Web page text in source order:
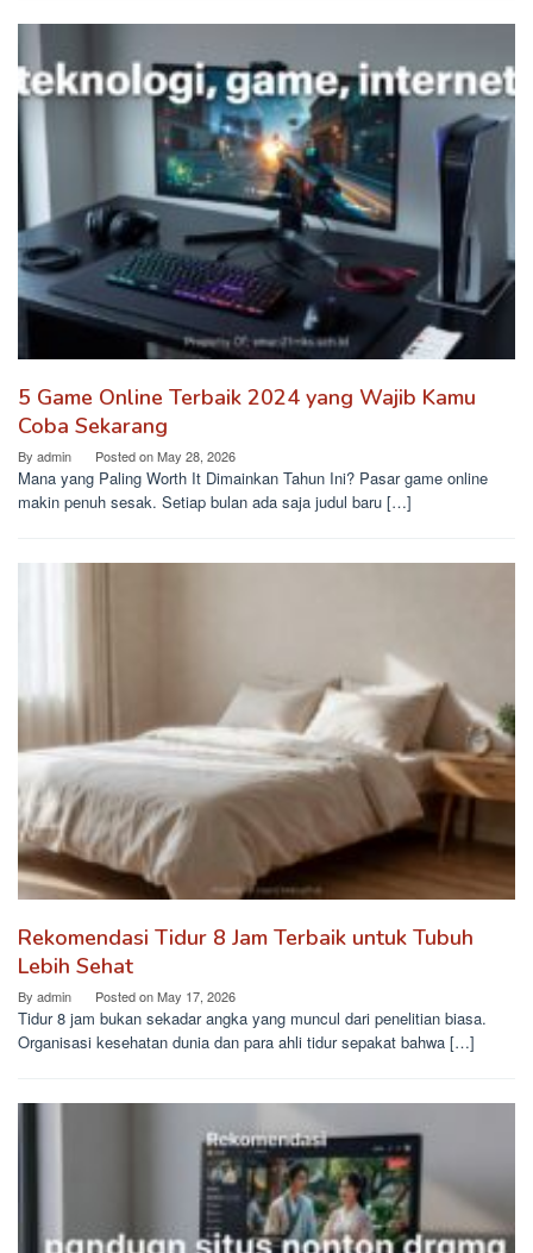
5 Game Online Terbaik 2024 yang Wajib Kamu
Coba Sekarang
By admin Posted onMay 28, 2026
Mana yang Paling Worth It Dimainkan Tahun Ini? Pasar game online
makin penuh sesak. Setiap bulan ada saja judul baru […]
Rekomendasi Tidur 8 Jam Terbaik untuk Tubuh
Lebih Sehat
By admin Posted onMay 17, 2026
Tidur 8 jam bukan sekadar angka yang muncul dari penelitian biasa.
Organisasi kesehatan dunia dan para ahli tidur sepakat bahwa […]